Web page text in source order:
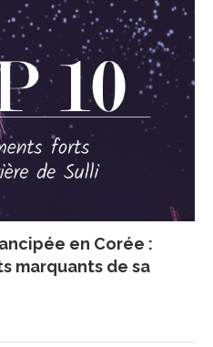
en Corée :
marquants de sa